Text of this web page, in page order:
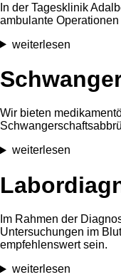
In der Tagesklinik
ambulante Operationen
weiterlesen
Wir bieten
weiterlesen
Im Rahmen der
Untersuchungen im
empfehlenswert sein.
weiterlesen